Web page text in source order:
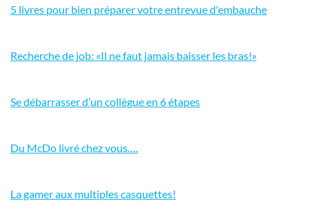
5 livres pour bien préparer votre entrevue d'embauche
Recherche de job: «Il ne faut jamais baisser les bras!»
Se débarrasser d’un collègue en 6 étapes
Du McDo livré chez vous….
La gamer aux multiples casquettes!